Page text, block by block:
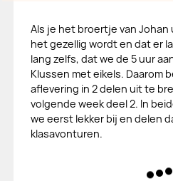
Als je het broertje van
het gezellig wordt en dat er
lang zelfs, dat we de 5 uur
Klussen met eikels. Daarom
aflevering in 2 delen uit te
volgende week deel 2. In
we eerst lekker bij en delen
klasavonturen.